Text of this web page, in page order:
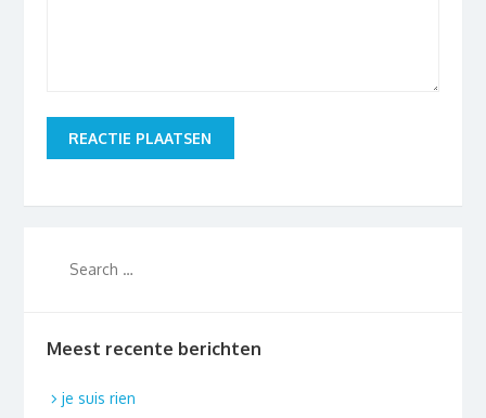
Meest recente berichten
je suis rien